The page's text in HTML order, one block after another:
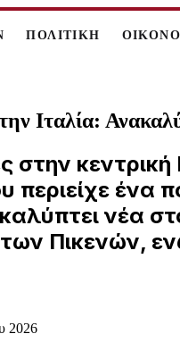
ΠΟΛΙΤΙΚΗ
Ιταλία:
περιείχε ένα
νέα
Πικενών,
2026